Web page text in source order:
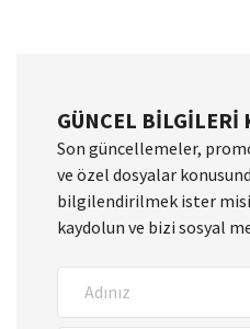
GÜNCEL BILGILERI
Son güncellemeler,
ve özel dosyalar
bilgilendirilmek ister
kaydolun ve bizi sosyal